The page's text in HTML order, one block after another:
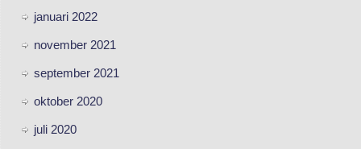
januari 2022
november 2021
september 2021
oktober 2020
juli 2020